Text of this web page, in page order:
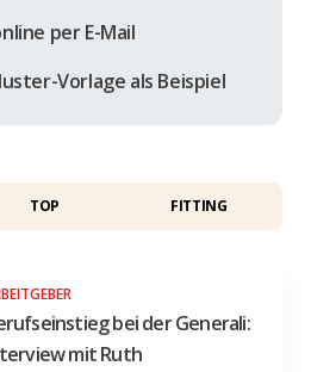
per E-Mail
Vorlage als Beispiel
TOP FITTING
bei der Generali:
mit Ruth